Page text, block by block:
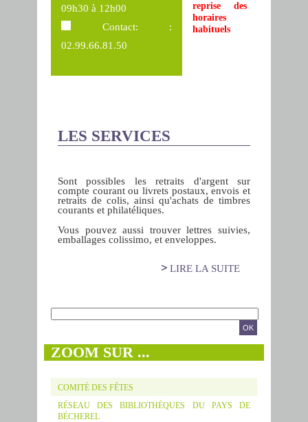
09h30 à 12h00
Contact: :
02.99.66.81.50
reprise des
horaires
habituels
LES SERVICES
Sont possibles les retraits d'argent sur
compte courant ou livrets postaux, envois et
retraits de colis, ainsi qu'achats de timbres
courants et philatéliques.
Vous pouvez aussi trouver lettres suivies,
emballages colissimo, et enveloppes.
LIRE LA SUITE
Formulaire de recherche
RECHERCHE
ZOOM SUR ...
COMITÉ DES FÊTES
RÉSEAU DES BIBLIOTHÈQUES DU PAYS DE
BÉCHEREL